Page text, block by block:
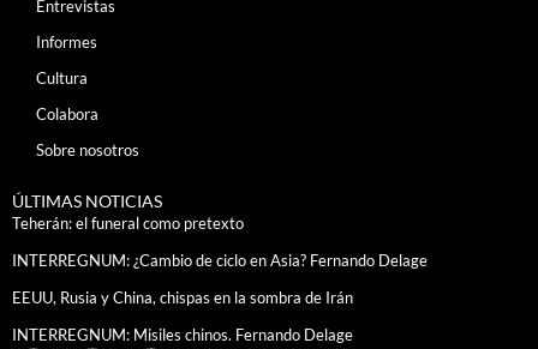
Entrevistas
Informes
Cultura
Colabora
Sobre nosotros
ÚLTIMAS NOTICIAS
Teherán: el funeral como pretexto
INTERREGNUM: ¿Cambio de ciclo en Asia? Fernando Delage
EEUU, Rusia y China, chispas en la sombra de Irán
INTERREGNUM: Misiles chinos. Fernando Delage